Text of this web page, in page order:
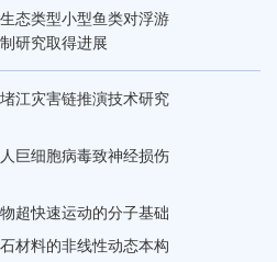
态类型小型鱼类对浮游
研究取得进展
江灾害链推演技术研究
巨细胞病毒致神经损伤
超快速运动的分子基础
材料的非线性动态本构